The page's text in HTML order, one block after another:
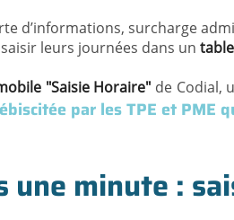
d’informations, surcharge
leurs journées dans un
"Saisie Horaire" de Codial,
par les TPE et PME
une minute :